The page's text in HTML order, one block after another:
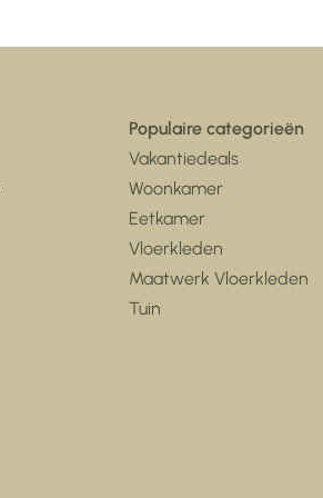
Populaire categorieën
Vakantiedeals
Woonkamer
Eetkamer
Vloerkleden
Maatwerk Vloerkleden
Tuin